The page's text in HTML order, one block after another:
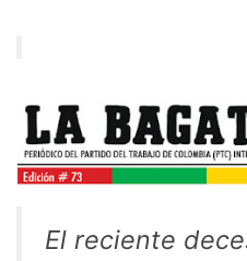
El reciente